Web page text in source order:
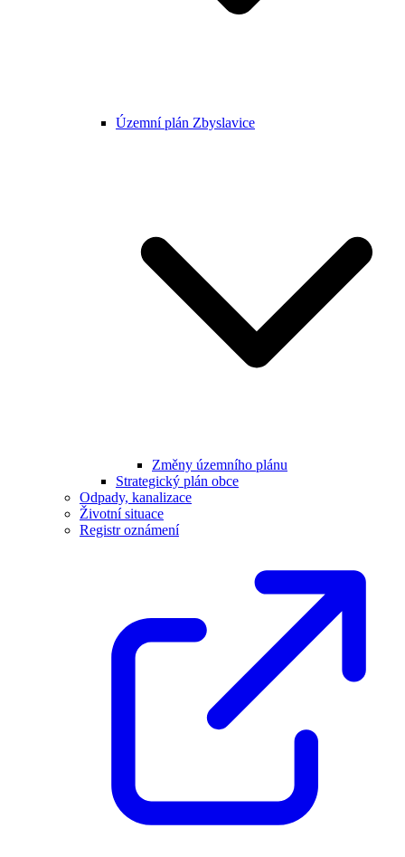
Územní plán Zbyslavice
Změny územního plánu
Strategický plán obce
Odpady, kanalizace
Životní situace
Registr oznámení